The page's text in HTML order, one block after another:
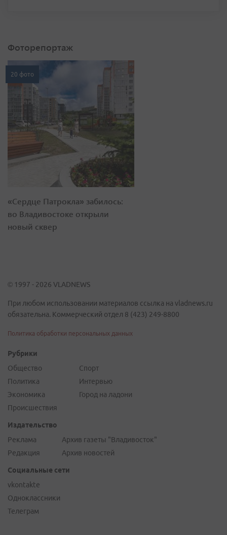
Фоторепортаж
20 фото
«Сердце Патрокла» забилось:
во Владивостоке открыли
новый сквер
© 1997 - 2026 VLADNEWS
При любом использовании материалов ссылка на vladnews.ru
обязательна. Коммерческий отдел 8 (423) 249-8800
Политика обработки персональных данных
Рубрики
Общество
Политика
Экономика
Происшествия
Спорт
Интервью
Город на ладони
Издательство
Реклама
Редакция
Архив газеты "Владивосток"
Архив новостей
Социальные сети
vkontakte
Одноклассники
Телеграм